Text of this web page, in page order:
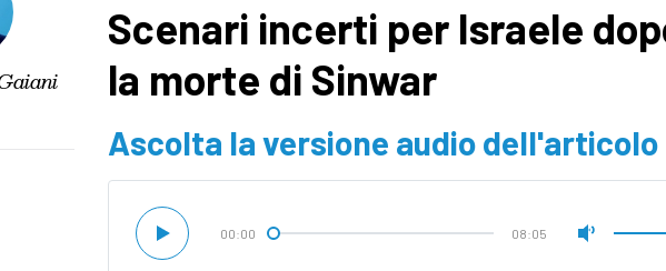
Scenari incerti per Israele
la morte di Sinwar
Ascolta la versione audio dell'articolo
00:00 08:05